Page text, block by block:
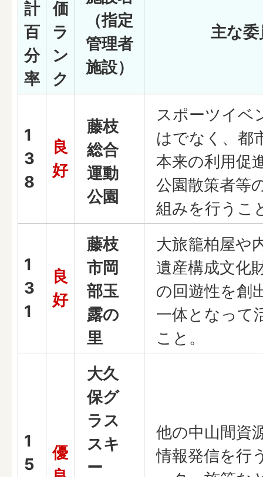
計
百
分
率
価
ラ
ン
ク
（指定
管理者
施設）
主な
1
3
8
良
好
藤枝
総合
運動
公園
スポーツイベ
はでなく、都
本来の利用促
公園散策者等
組みを行うこ
1
3
1
良
好
藤枝
市岡
部玉
露の
里
大旅籠柏屋や
遺産構成文化
の回遊性を創
一体となって
こと。
1
5
優
大久
保グ
ラス
スキ
ー
他の中山間資
情報発信を行